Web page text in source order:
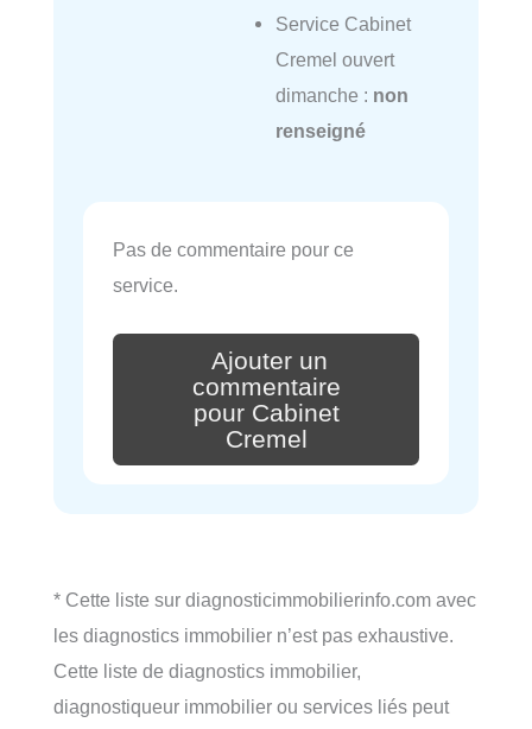
Service Cabinet
Cremel ouvert
dimanche : non
renseigné
Pas de commentaire pour ce
service.
Ajouter un
commentaire
pour Cabinet
Cremel
* Cette liste sur diagnosticimmobilierinfo.com avec
les diagnostics immobilier n’est pas exhaustive.
Cette liste de diagnostics immobilier,
diagnostiqueur immobilier ou services liés peut